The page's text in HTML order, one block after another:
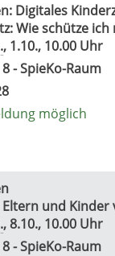
Digitales
Wie schütze ich
, 1.10., 10.00 Uhr
- SpieKo-Raum
möglich
und Kinder
, 8.10., 10.00 Uhr
- SpieKo-Raum